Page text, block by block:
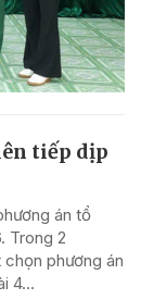
tiếp dịp
án tổ
Trong 2
phương án
4...